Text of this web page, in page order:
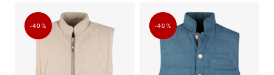
-40 % -40 %